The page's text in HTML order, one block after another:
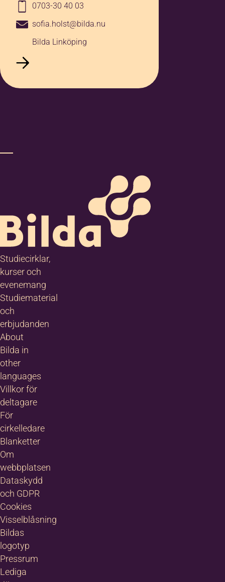
0703-30 40 03
sofia.holst@bilda.nu
Bilda Linköping
Studiecirklar,
kurser och
evenemang
Studiematerial
och
erbjudanden
About
Bilda in
other
languages
Villkor för
deltagare
För
cirkelledare
Blanketter
Om
webbplatsen
Dataskydd
och GDPR
Cookies
Visselblåsning
Bildas
logotyp
Pressrum
Lediga